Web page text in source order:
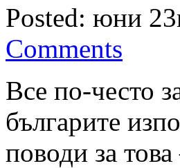
Posted: юни
Comments
Все по-често
българите
поводи за